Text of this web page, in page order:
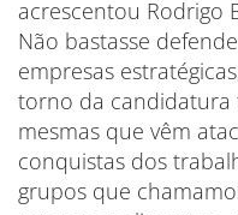
acrescentou Rodrigo
Não bastasse
empresas
torno da candidatura
mesmas que vêm
conquistas dos
grupos que